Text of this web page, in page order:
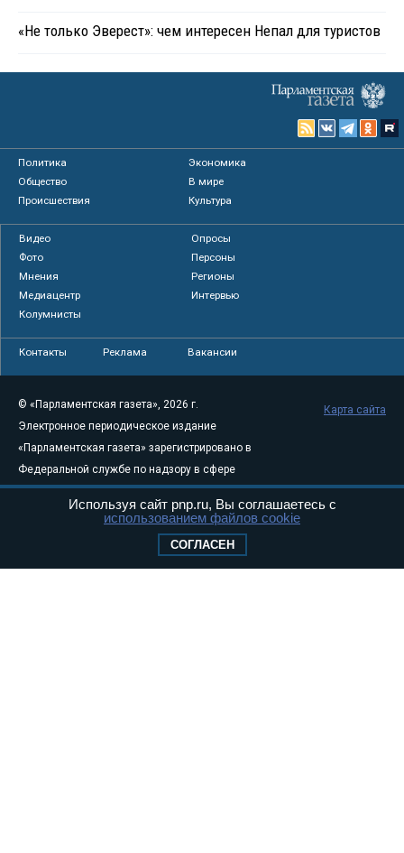
«Не только Эверест»: чем интересен Непал для туристов
Политика
Экономика
Общество
В мире
Происшествия
Культура
Видео
Опросы
Фото
Персоны
Мнения
Регионы
Медиацентр
Интервью
Колумнисты
Контакты Реклама Вакансии
© «Парламентская газета», 2026 г.
Электронное периодическое издание
«Парламентская газета» зарегистрировано в
Федеральной службе по надзору в сфере
связи, информационных технологий и
массовых коммуникаций (Роскомнадзор) 05
Свидетельство о регистрации Эл № ФС77-
Карта сайта
Используя сайт pnp.ru, Вы соглашаетесь с
использованием файлов cookie
СОГЛАСЕН